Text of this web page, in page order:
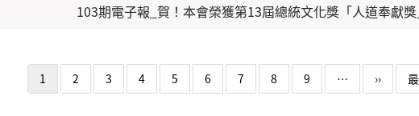
103期電子報_賀！本會榮獲第13屆總統文化獎「人道奉獻
1 2 3 4 5 6 7 8 9 … ››下一頁